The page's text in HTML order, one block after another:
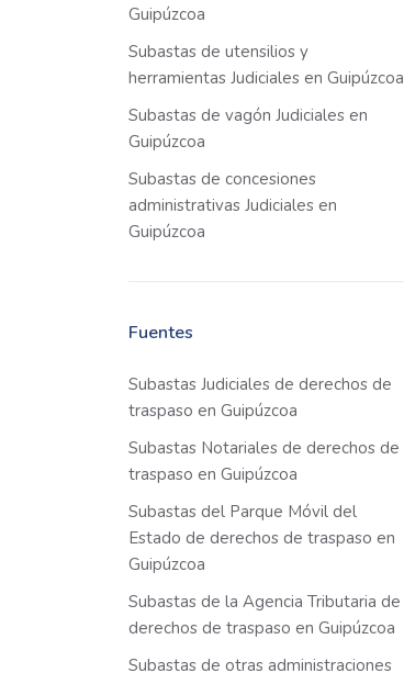
Guipúzcoa
Subastas de utensilios y
herramientas Judiciales en Guipúzcoa
Subastas de vagón Judiciales en
Guipúzcoa
Subastas de concesiones
administrativas Judiciales en
Guipúzcoa
Fuentes
Subastas Judiciales de derechos de
traspaso en Guipúzcoa
Subastas Notariales de derechos de
traspaso en Guipúzcoa
Subastas del Parque Móvil del
Estado de derechos de traspaso en
Guipúzcoa
Subastas de la Agencia Tributaria de
derechos de traspaso en Guipúzcoa
Subastas de otras administraciones